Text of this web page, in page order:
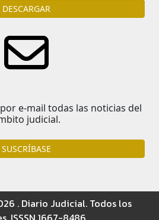
DESCARGAR
e-mail todas las noticias del
judicial.
SUSCRÍBASE
. Diario Judicial. Todos los